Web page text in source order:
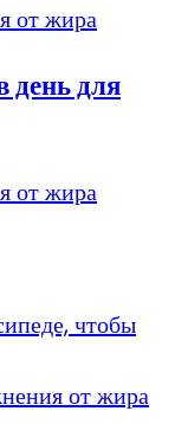
от жира
день для
от жира
от жира